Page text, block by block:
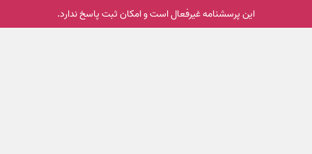
این پرسشنامه غیر‌فعال است و امکان ثبت پاسخ ندارد.